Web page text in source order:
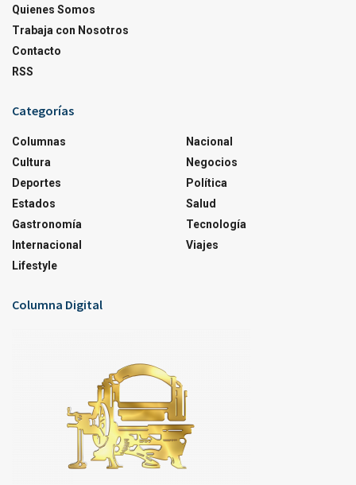
Quienes Somos
Trabaja con Nosotros
Contacto
RSS
Categorías
Columnas
Cultura
Deportes
Estados
Gastronomía
Internacional
Lifestyle
Nacional
Negocios
Política
Salud
Tecnología
Viajes
Columna Digital